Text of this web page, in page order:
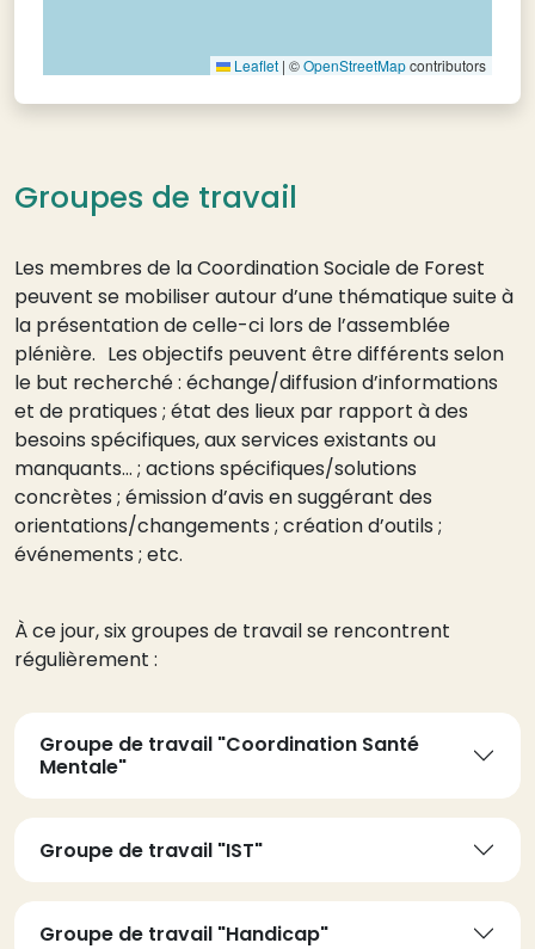
Groupes de travail
Les membres de la Coordination Sociale de Forest
peuvent se mobiliser autour d’une thématique suite à
la présentation de celle-ci lors de l’assemblée
plénière. Les objectifs peuvent être différents selon
le but recherché : échange/diffusion d’informations
et de pratiques ; état des lieux par rapport à des
besoins spécifiques, aux services existants ou
manquants… ; actions spécifiques/solutions
concrètes ; émission d’avis en suggérant des
orientations/changements ; création d’outils ;
événements ; etc.
À ce jour, six groupes de travail se rencontrent
régulièrement :
Groupe de travail "Coordination Santé
Mentale"
Groupe de travail "IST"
Groupe de travail "Handicap"
Leaflet | ©OpenStreetMapcontributors